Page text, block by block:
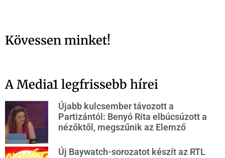
Kövessen minket!
A Media1 legfrissebb hírei
Újabb kulcsember távozott a
Partizántól: Benyó Rita elbúcsúzott a
nézőktől, megszűnik az Elemző
Új Baywatch-sorozatot készít az RTL